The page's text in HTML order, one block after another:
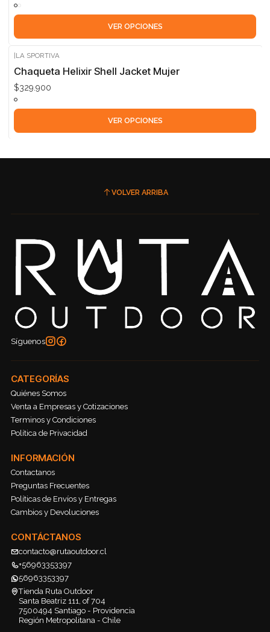
VER OPCIONES
|LA SPORTIVA
Chaqueta Helixir Shell Jacket Mujer
$329.900
VER OPCIONES
VOLVER ARRIBA
Síguenos
CATEGORÍAS
Quiénes Somos
Venta a Empresas y Cotizaciones
Terminos y Condiciones
Política de Privacidad
INFORMACIÓN
Contactanos
Preguntas Frecuentes
Políticas de Envíos y Entregas
Cambios y Devoluciones
CONTÁCTANOS
contacto@rutaoutdoor.cl
+56963353397
56963353397
Tienda Ruta Outdoor
Santa Beatriz 111, of 704
7500494 Santiago - Providencia
Región Metropolitana - Chile